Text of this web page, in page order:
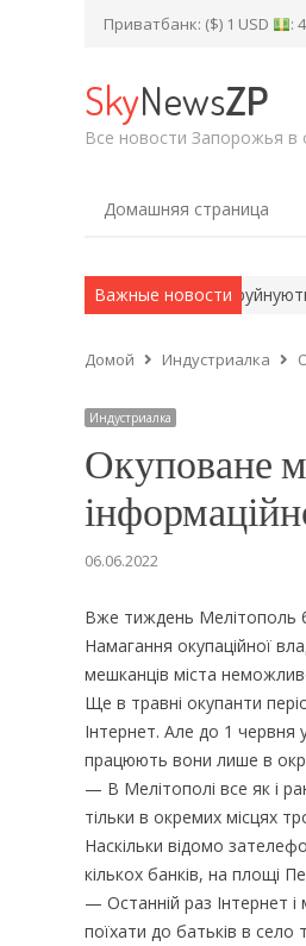
Приватбанк: ($) 1 USD :
SkyNewsZP
Все новости Запорожья в
Домашняя страница
Важные новости
– ПС… «Вони руйнують
Домой Индустриалка
Индустриалка
Окуповане
06.06.2022
Вже тиждень Мелітополь
Намагання окупаційної
мешканців міста
Ще в травні окупанти
Інтернет. Але до 1 червня
працюють вони лише в
— В Мелітополі все як і
тільки в окремих місцях
Наскільки відомо
кількох банків, на площі
— Останній раз Інтернет
поїхати до батьків в